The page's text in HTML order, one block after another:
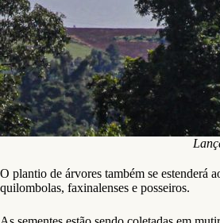
O plantio de árvores também se estenderá
quilombolas, faxinalenses e posseiros.